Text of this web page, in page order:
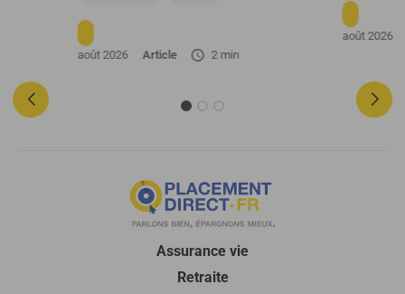
août 2026 Article 2 min
août 2026
Assurance vie
Retraite